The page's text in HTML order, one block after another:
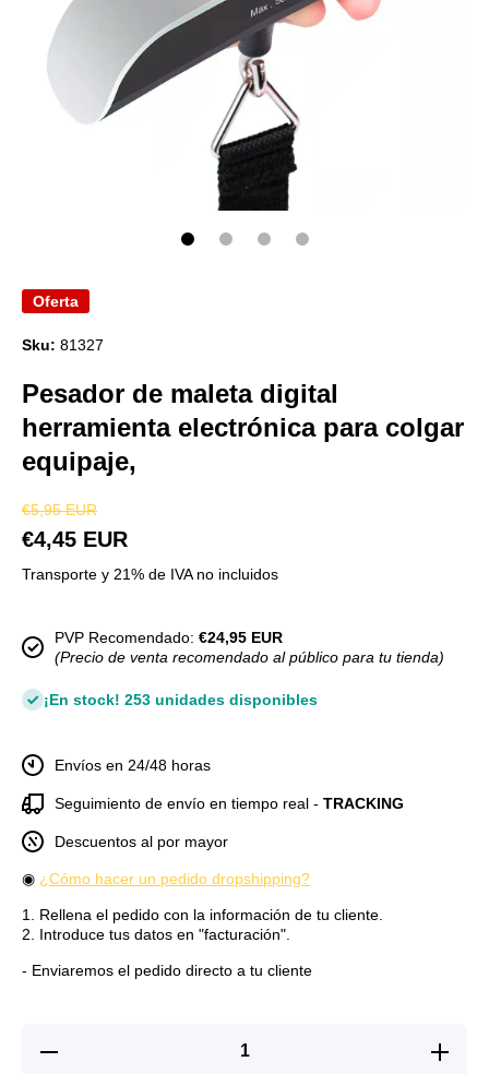
Oferta
Sku: 81327
Pesador de maleta digital
herramienta electrónica para colgar
equipaje,
€5,95 EUR
€4,45 EUR
Transporte y 21% de IVA no incluidos
PVP Recomendado: €24,95 EUR
(Precio de venta recomendado al público para tu tienda)
¡En stock! 253 unidades disponibles
Envíos en 24/48 horas
Seguimiento de envío en tiempo real - TRACKING
Descuentos al por mayor
◉ ¿Cómo hacer un pedido dropshipping?
1. Rellena el pedido con la información de tu cliente.
2. Introduce tus datos en "facturación".
- Enviaremos el pedido directo a tu cliente
Reducir